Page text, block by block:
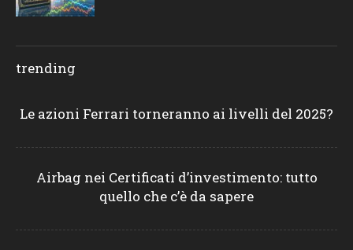
trending
Le azioni Ferrari torneranno ai livelli del 2025?
Airbag nei Certificati d’investimento: tutto
quello che c’è da sapere